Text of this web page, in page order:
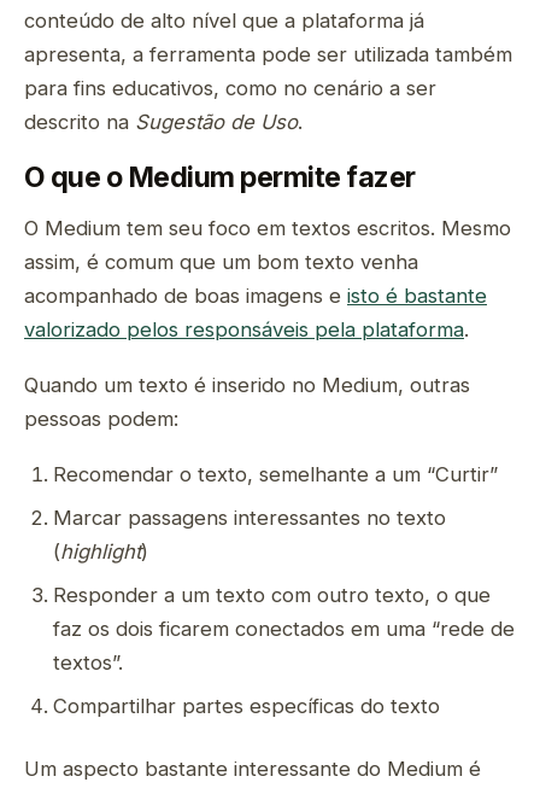
conteúdo de alto nível que a plataforma já
apresenta, a ferramenta pode ser utilizada também
para fins educativos, como no cenário a ser
descrito na Sugestão de Uso.
O que o Medium permite fazer
O Medium tem seu foco em textos escritos. Mesmo
assim, é comum que um bom texto venha
acompanhado de boas imagens e isto é bastante
valorizado pelos responsáveis pela plataforma.
Quando um texto é inserido no Medium, outras
pessoas podem:
Recomendar o texto, semelhante a um “Curtir”
Marcar passagens interessantes no texto
(highlight)
Responder a um texto com outro texto, o que
faz os dois ficarem conectados em uma “rede de
textos”.
Compartilhar partes específicas do texto
Um aspecto bastante interessante do Medium é